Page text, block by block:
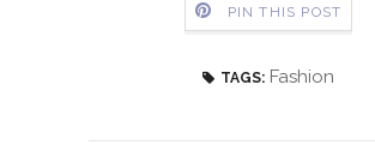
PIN THIS POST
TAGS: Fashion